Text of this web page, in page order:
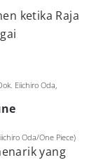
ketika Raja
Eiichiro Oda,
Oda/One Piece)
yang